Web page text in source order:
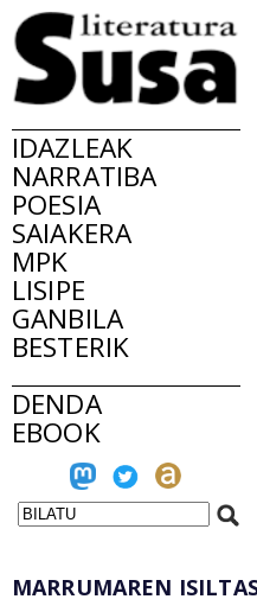
IDAZLEAK
NARRATIBA
POESIA
SAIAKERA
MPK
LISIPE
GANBILA
BESTERIK
DENDA
EBOOK
MARRUMAREN